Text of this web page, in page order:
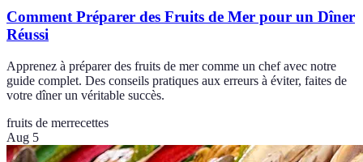
Comment Préparer des Fruits de Mer pour un Dîner
Réussi
Apprenez à préparer des fruits de mer comme un chef avec notre
guide complet. Des conseils pratiques aux erreurs à éviter, faites de
votre dîner un véritable succès.
fruits de merrecettes
Aug 5